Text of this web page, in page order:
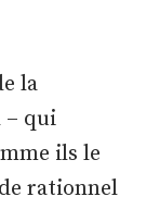
la
– qui
ils le
rationnel